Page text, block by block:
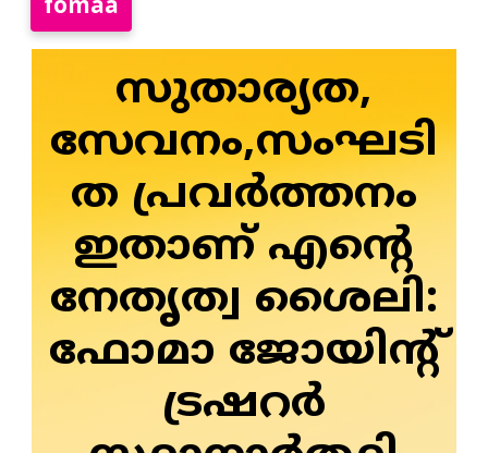
fomaa
സുതാര്യത,
സേവനം,സംഘടി
ത പ്രവർത്തനം
ഇതാണ് എന്റെ
നേതൃത്വ ശൈലി:
ഫോമാ ജോയിന്റ്
ട്രഷറർ